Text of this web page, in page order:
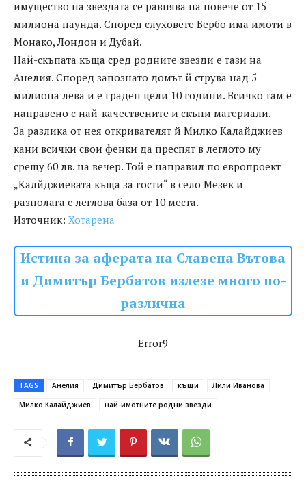
имущество на звездата се равнява на повече от 15
милиона паунда. Според слуховете Бербо има имоти в
Монако, Лондон и Дубай.
Най-скъпата къща сред родните звезди е тази на
Анелия. Според запознато домът й струва над 5
милиона лева и е граден цели 10 години. Всичко там е
направено с най-качествените и скъпи материали.
За разлика от нея откривателят й Милко Калайджиев
кани всички свои фенки да преспят в леглото му
срещу 60 лв. на вечер. Той е направил по европроект
„Калйджиевата къща за гости“ в село Мезек и
разполага с леглова база от 10 места.
Източник: Хотарена
Истина за аферата на Славена Вътова
и Димитър Бербатов излезе много по-
различна
Error9
TAGS Анелия Димитър Бербатов къщи
Лили Иванова
Милко Калайджиев
най-имотните родни звезди